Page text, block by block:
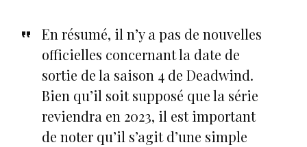
En résumé, il n’y a pas de nouvelles
officielles concernant la date de
sortie de la saison 4 de Deadwind.
Bien qu’il soit supposé que la série
reviendra en 2023, il est important
de noter qu’il s’agit d’une simple